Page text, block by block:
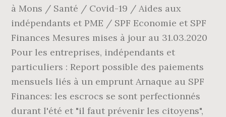
à Mons / Santé / Covid-19 / Aides aux
indépendants et PME / SPF Economie et SPF
Finances Mesures mises à jour au 31.03.2020
Pour les entreprises, indépendants et
particuliers : Report possible des paiements
mensuels liés à un emprunt Arnaque au SPF
Finances: les escrocs se sont perfectionnés
durant l'été et "il faut prévenir les citoyens",